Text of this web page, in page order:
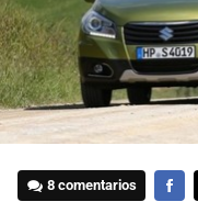
8 comentarios